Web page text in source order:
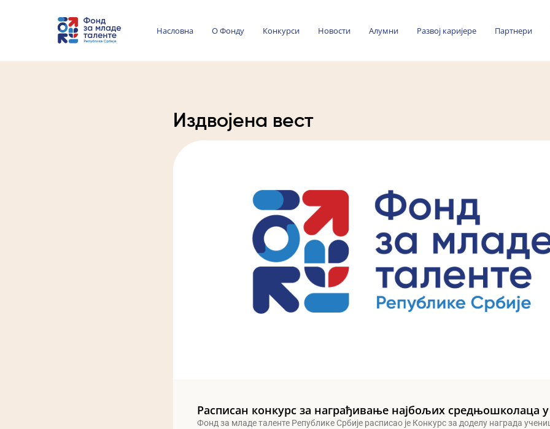
Насловна О Фонду Конкурси Новости Алумни Развој каријере Партнери
Издвојена вест
Расписан конкурс за награђивање најбољих средњошколаца у
Фонд за младе таленте Републике Србије расписао је Конкурс за доделу награда